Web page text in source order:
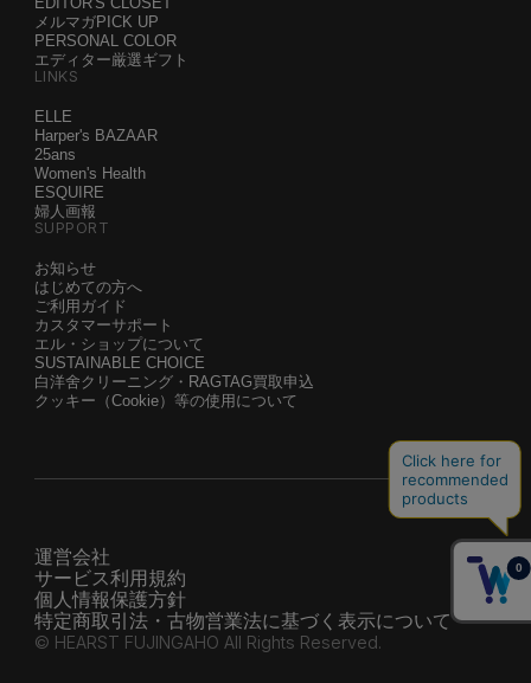
メルマガPICK UP
PERSONAL COLOR
エディター厳選ギフト
LINKS
ELLE
Harper's BAZAAR
25ans
Women's Health
ESQUIRE
婦人画報
SUPPORT
お知らせ
はじめての方へ
ご利用ガイド
カスタマーサポート
エル・ショップについて
SUSTAINABLE CHOICE
白洋舍クリーニング・RAGTAG買取申込
クッキー（Cookie）等の使用について
運営会社
サービス利用規約
個人情報保護方針
特定商取引法・古物営業法に基づく表示について
© HEARST FUJINGAHO All Rights Reserved.